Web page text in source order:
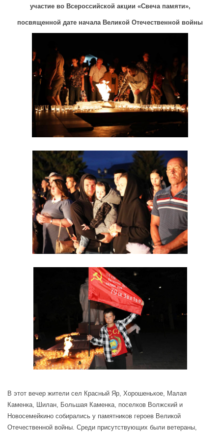
участие во Всероссийской акции «Свеча памяти»,
посвященной дате начала Великой Отечественной войны
В этот вечер жители сел Красный Яр, Хорошенькое, Малая
Каменка, Шилан, Большая Каменка, поселков Волжский и
Новосемейкино собирались у памятников героев Великой
Отечественной войны. Среди присутствующих были ветераны,